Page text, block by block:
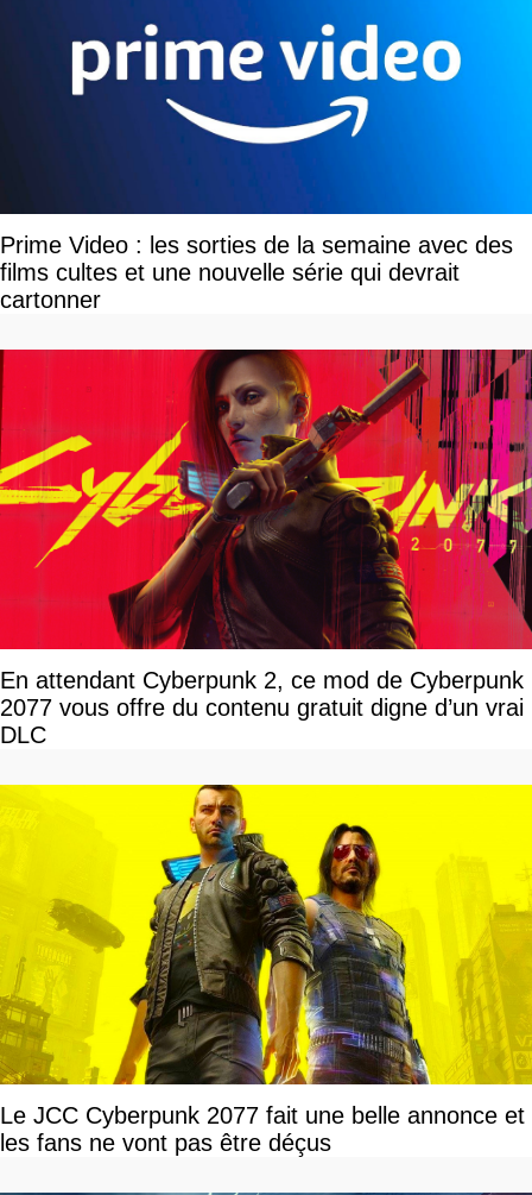
Prime Video : les sorties de la semaine avec des
films cultes et une nouvelle série qui devrait
cartonner
En attendant Cyberpunk 2, ce mod de Cyberpunk
2077 vous offre du contenu gratuit digne d’un vrai
DLC
Le JCC Cyberpunk 2077 fait une belle annonce et
les fans ne vont pas être déçus